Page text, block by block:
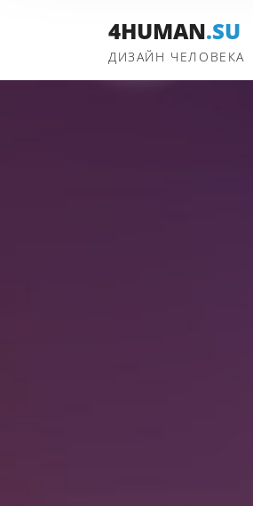
4HUMAN.SU
ДИЗАЙН ЧЕЛОВЕКА